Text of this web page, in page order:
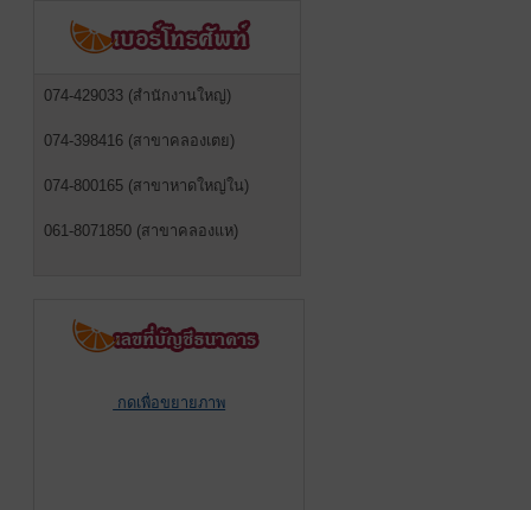
074-429033 (สำนักงานใหญ่)
074-398416 (สาขาคลองเตย)
074-800165 (สาขาหาดใหญ่ใน)
061-8071850 (สาขาคลองแห)
กดเพื่อขยายภาพ